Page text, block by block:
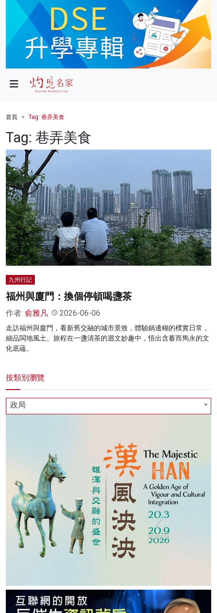
政局
財經
健康
商業
科技
影片
名家榜
灼見活動
首頁 Tag: 巷弄美食
Tag: 巷弄美食
九州行記
福州與廈門：換個停頓喝盞茶
作者: 俞雅凡 2026-06-06
走訪福州與廈門，看新舊交融的城市景致，體驗鍋邊糊的樸實日常，
細品閩地風土。旅程在一盞清茶的迴文妙趣中，悟出含蓄而雋永的文
化底蘊。
按類別瀏覽
政局